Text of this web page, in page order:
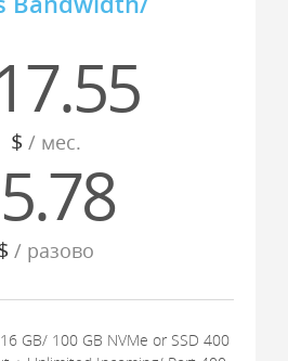
$ / мес.
5.78
/ разово
GB/ 100 GB NVMe or SSD 400